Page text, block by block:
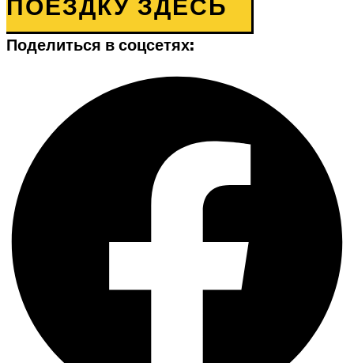
ПОЕЗДКУ ЗДЕСЬ
Поделиться в соцсетях: